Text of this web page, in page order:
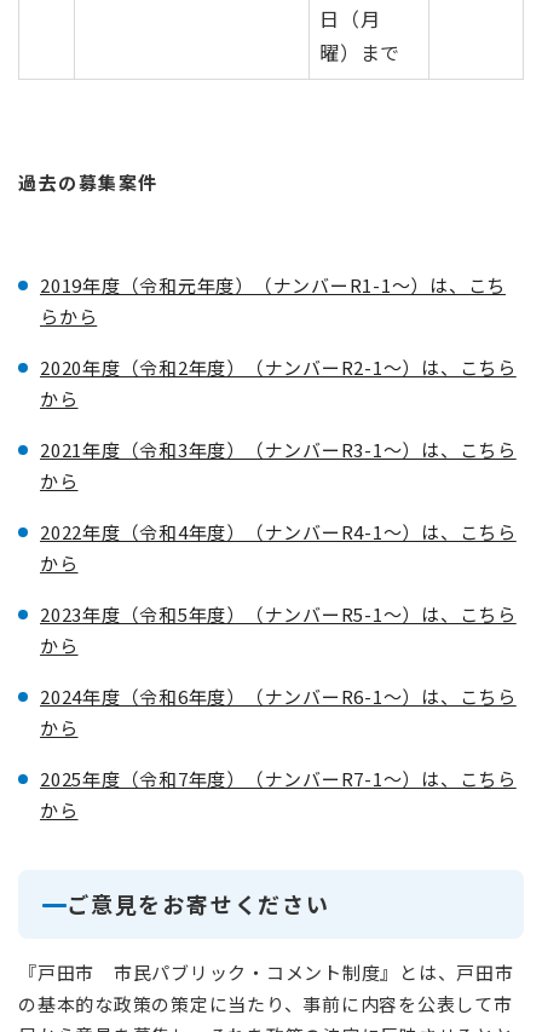
日（月
曜）まで
過去の募集案件
2019年度（令和元年度）（ナンバーR1-1～）は、こち
らから
2020年度（令和2年度）（ナンバーR2-1～）は、こちら
から
2021年度（令和3年度）（ナンバーR3-1～）は、こちら
から
2022年度（令和4年度）（ナンバーR4-1～）は、こちら
から
2023年度（令和5年度）（ナンバーR5-1～）は、こちら
から
2024年度（令和6年度）（ナンバーR6-1～）は、こちら
から
2025年度（令和7年度）（ナンバーR7-1～）は、こちら
から
ご意見をお寄せください
『戸田市 市民パブリック・コメント制度』とは、戸田市
の基本的な政策の策定に当たり、事前に内容を公表して市